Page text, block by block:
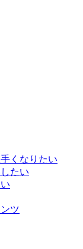
くなりたい
たい
ツ